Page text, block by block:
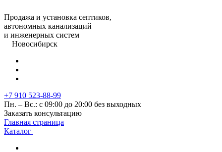
Продажа и установка септиков,
автономных канализаций
и инженерных систем
Новосибирск
+7 910 523-88-99
Пн. – Вс.: с 09:00 до 20:00 без выходных
Заказать консультацию
Главная страница
Каталог